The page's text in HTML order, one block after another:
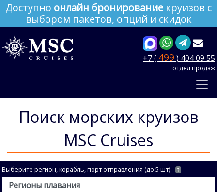
Доступно онлайн бронирование круизов с
выбором пакетов, опций и скидок
+7 ( 499 ) 404 09 55
отдел продаж
Поиск морских круизов
MSC Cruises
Выберите регион, корабль, порт отправления (до 5 шт) ?